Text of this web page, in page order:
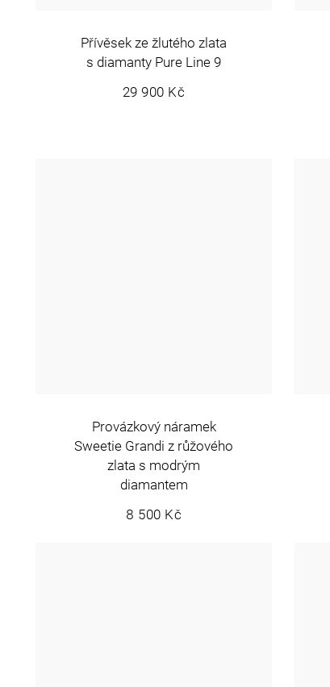
Přívěsek ze žlutého zlata
s diamanty Pure Line 9
29 900 Kč
Provázkový náramek
Sweetie Grandi z růžového
zlata s modrým
diamantem
8 500 Kč